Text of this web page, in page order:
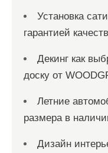
Установка
гарантией
Декинг как
доску от
Летние
размера в
Дизайн